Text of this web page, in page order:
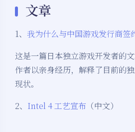
文章
1、 我为什么与中国游戏发行商签
这是一篇日本独立游戏开发者的文
作者以亲身经历，解释了目前的
现状。
2、 Intel 4 工艺宣布 （中文）